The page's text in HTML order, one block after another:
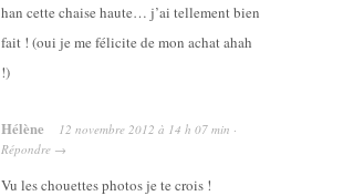
han cette chaise haute… j’ai tellement bien
fait ! (oui je me félicite de mon achat ahah
!)
Hélène 12 novembre 2012 à 14 h 07 min ·
Répondre →
Vu les chouettes photos je te crois !